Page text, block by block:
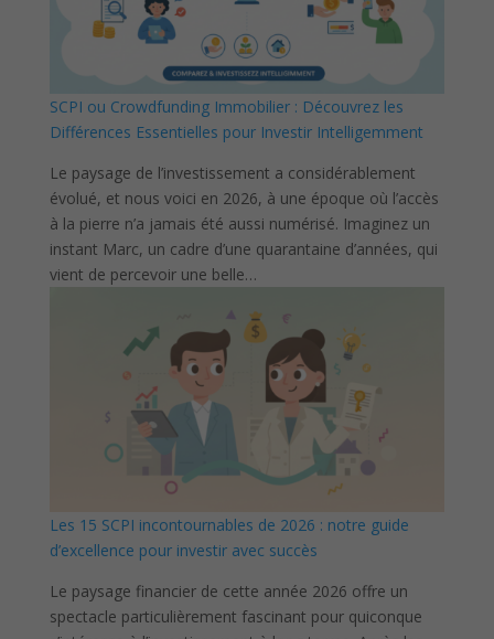
SCPI ou Crowdfunding Immobilier : Découvrez les
Différences Essentielles pour Investir Intelligemment
Le paysage de l’investissement a considérablement
évolué, et nous voici en 2026, à une époque où l’accès
à la pierre n’a jamais été aussi numérisé. Imaginez un
instant Marc, un cadre d’une quarantaine d’années, qui
vient de percevoir une belle…
Les 15 SCPI incontournables de 2026 : notre guide
d’excellence pour investir avec succès
Le paysage financier de cette année 2026 offre un
spectacle particulièrement fascinant pour quiconque